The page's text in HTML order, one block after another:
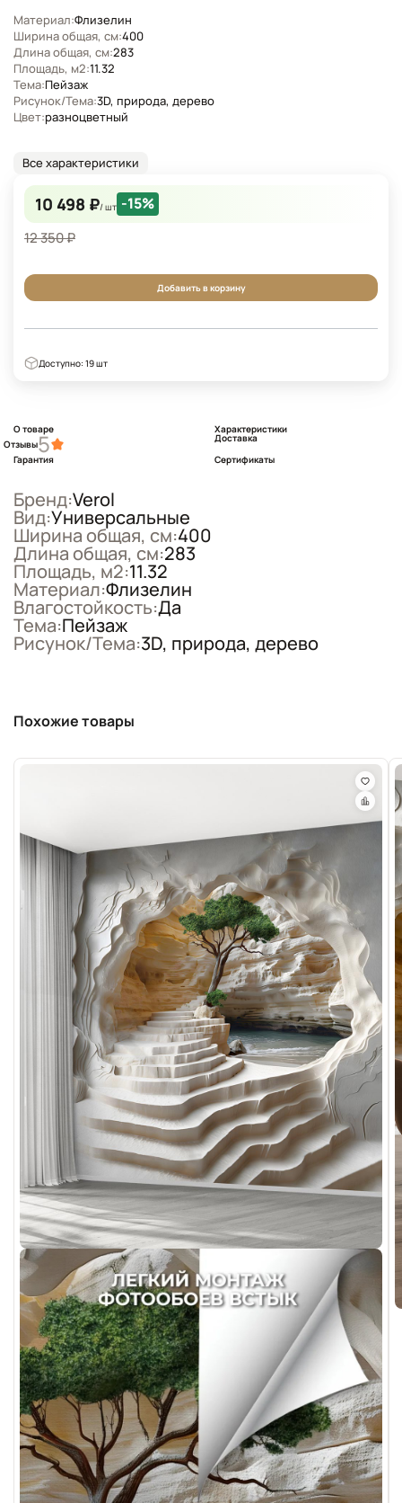
Материал:Флизелин
Ширина общая, см:400
Длина общая, см:283
Площадь, м2:11.32
Тема:Пейзаж
Рисунок/Тема:3D, природа, дерево
Цвет:разноцветный
Все характеристики
10 498 ₽/ шт -15%
12 350 ₽
Добавить в корзину
Доступно: 19 шт
О товаре
Характеристики
Отзывы5
Доставка
Гарантия
Сертификаты
Бренд:Verol
Вид:Универсальные
Ширина общая, см:400
Длина общая, см:283
Площадь, м2:11.32
Материал:Флизелин
Влагостойкость:Да
Тема:Пейзаж
Рисунок/Тема:3D, природа, дерево
Похожие товары